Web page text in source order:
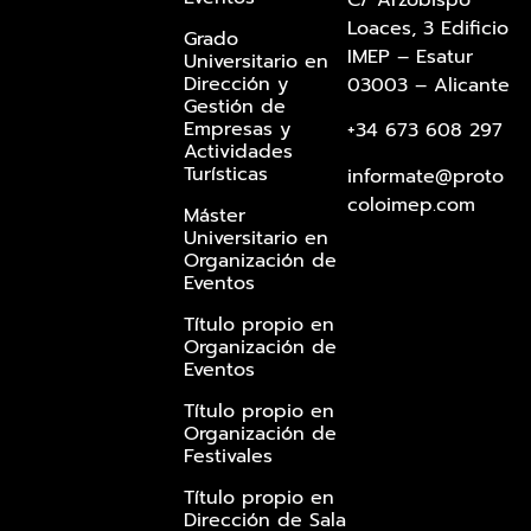
Grado
Universitario en
Dirección y
Gestión de
Empresas y
Actividades
Turísticas
Máster
Universitario en
Organización de
Eventos
Título propio en
Organización de
Eventos
Título propio en
Organización de
Festivales
Título propio en
Dirección de Sala
Loaces, 3 Edificio
IMEP – Esatur
03003 – Alicante
+34 673 608 297
informate@proto
coloimep.com